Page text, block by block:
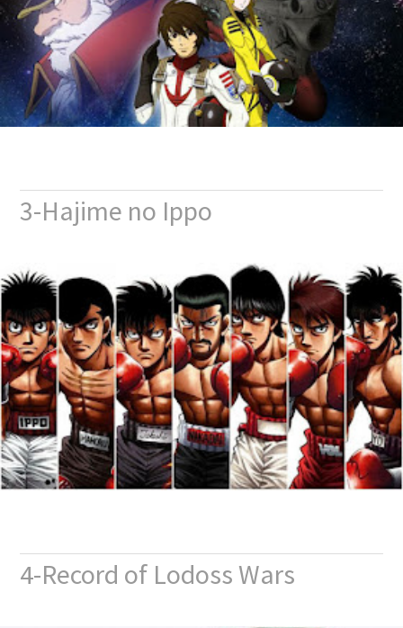
3-Hajime no Ippo
4-Record of Lodoss Wars